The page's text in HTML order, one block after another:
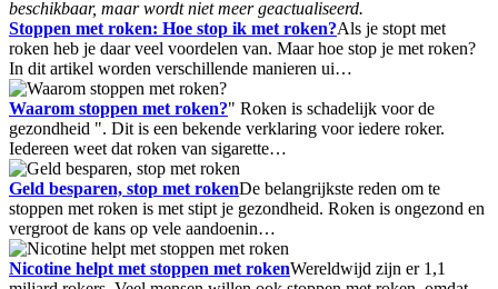
beschikbaar, maar wordt niet meer geactualiseerd.
Stoppen met roken: Hoe stop ik met roken?Als je stopt met
roken heb je daar veel voordelen van. Maar hoe stop je met roken?
In dit artikel worden verschillende manieren ui…
Waarom stoppen met roken?" Roken is schadelijk voor de
gezondheid ". Dit is een bekende verklaring voor iedere roker.
Iedereen weet dat roken van sigarette…
Geld besparen, stop met rokenDe belangrijkste reden om te
stoppen met roken is met stipt je gezondheid. Roken is ongezond en
vergroot de kans op vele aandoenin…
Nicotine helpt met stoppen met rokenWereldwijd zijn er 1,1